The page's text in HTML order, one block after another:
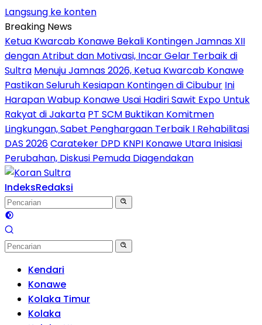
Langsung ke konten
Breaking News
Ketua Kwarcab Konawe Bekali Kontingen Jamnas XII
dengan Atribut dan Motivasi, Incar Gelar Terbaik di
Sultra Menuju Jamnas 2026, Ketua Kwarcab Konawe
Pastikan Seluruh Kesiapan Kontingen di Cibubur Ini
Harapan Wabup Konawe Usai Hadiri Sawit Expo Untuk
Rakyat di Jakarta PT SCM Buktikan Komitmen
Lingkungan, Sabet Penghargaan Terbaik I Rehabilitasi
DAS 2026Carateker DPD KNPI Konawe Utara Inisiasi
Perubahan, Diskusi Pemuda Diagendakan
IndeksRedaksi
Kendari
Konawe
Kolaka Timur
Kolaka